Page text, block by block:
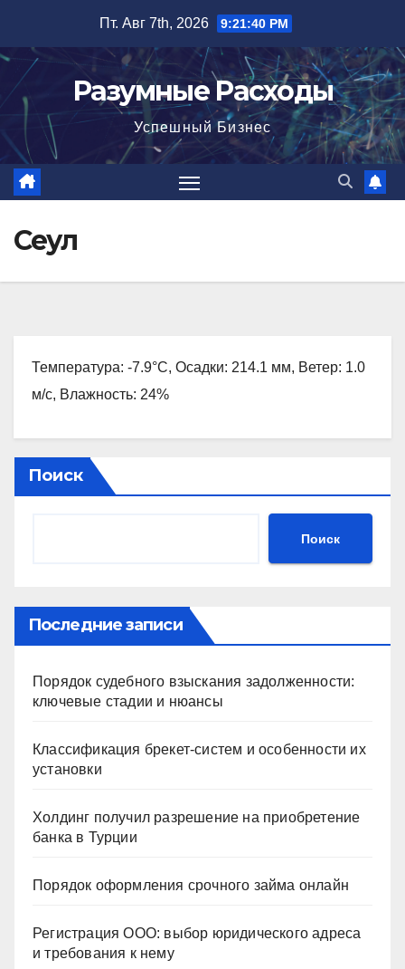
содержимому
Пт. Авг 7th, 2026 9:21:41 PM
Разумные Расходы
Успешный Бизнес
Сеул
Температура: -7.9°C, Осадки: 214.1 мм, Ветер: 1.0
м/с, Влажность: 24%
Поиск
Поиск
Последние записи
Порядок судебного взыскания задолженности:
ключевые стадии и нюансы
Классификация брекет-систем и особенности их
установки
Холдинг получил разрешение на приобретение
банка в Турции
Порядок оформления срочного займа онлайн
Регистрация ООО: выбор юридического адреса
и требования к нему